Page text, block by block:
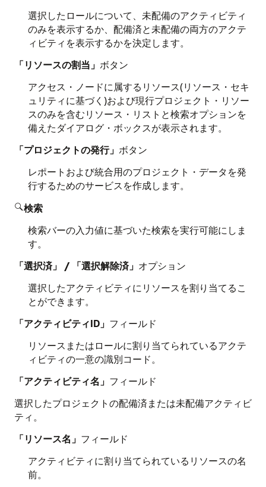
選択したロールについて、未配備のアクティビティ
のみを表示するか、配備済と未配備の両方のアクテ
ィビティを表示するかを決定します。
「リソースの割当」 ボタン
アクセス・ノードに属するリソース(リソース・セキ
ュリティに基づく)および現行プロジェクト・リソー
スのみを含むリソース・リストと検索オプションを
備えたダイアログ・ボックスが表示されます。
「プロジェクトの発行」 ボタン
レポートおよび統合用のプロジェクト・データを発
行するためのサービスを作成します。
検索
検索バーの入力値に基づいた検索を実行可能にしま
す。
「選択済」 / 「選択解除済」 オプション
選択したアクティビティにリソースを割り当てるこ
とができます。
「アクティビティID」 フィールド
リソースまたはロールに割り当てられているアクテ
ィビティの一意の識別コード。
「アクティビティ名」 フィールド
選択したプロジェクトの配備済または未配備アクティビ
ティ。
「リソース名」 フィールド
アクティビティに割り当てられているリソースの名
前。